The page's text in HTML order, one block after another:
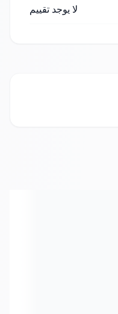
لا يوجد تقييم